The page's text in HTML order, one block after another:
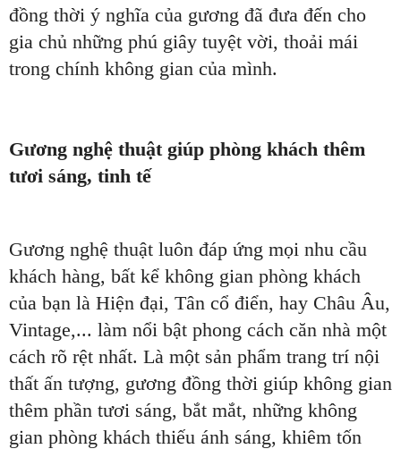
đồng thời ý nghĩa của gương đã đưa đến cho
gia chủ những phú giây tuyệt vời, thoải mái
trong chính không gian của mình.
Gương nghệ thuật giúp phòng khách thêm
tươi sáng, tinh tế
Gương nghệ thuật luôn đáp ứng mọi nhu cầu
khách hàng, bất kể không gian phòng khách
của bạn là Hiện đại, Tân cổ điển, hay Châu Âu,
Vintage,... làm nổi bật phong cách căn nhà một
cách rõ rệt nhất. Là một sản phẩm trang trí nội
thất ấn tượng, gương đồng thời giúp không gian
thêm phần tươi sáng, bắt mắt, những không
gian phòng khách thiếu ánh sáng, khiêm tốn